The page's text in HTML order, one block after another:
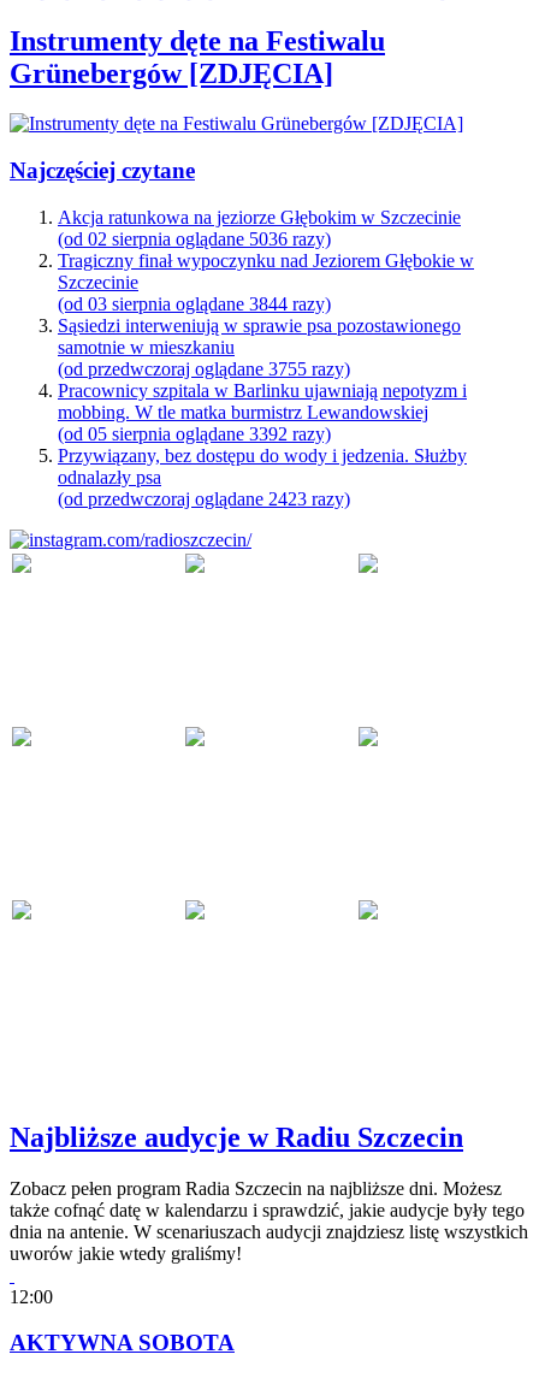
Instrumenty dęte na Festiwalu
Grünebergów [ZDJĘCIA]
Najczęściej czytane
Akcja ratunkowa na jeziorze Głębokim w Szczecinie
(od 02 sierpnia oglądane 5036 razy)
Tragiczny finał wypoczynku nad Jeziorem Głębokie w
Szczecinie
(od 03 sierpnia oglądane 3844 razy)
Sąsiedzi interweniują w sprawie psa pozostawionego
samotnie w mieszkaniu
(od przedwczoraj oglądane 3755 razy)
Pracownicy szpitala w Barlinku ujawniają nepotyzm i
mobbing. W tle matka burmistrz Lewandowskiej
(od 05 sierpnia oglądane 3392 razy)
Przywiązany, bez dostępu do wody i jedzenia. Służby
odnalazły psa
(od przedwczoraj oglądane 2423 razy)
Najbliższe audycje w Radiu Szczecin
Zobacz pełen program Radia Szczecin na najbliższe dni. Możesz
także cofnąć datę w kalendarzu i sprawdzić, jakie audycje były tego
dnia na antenie. W scenariuszach audycji znajdziesz listę wszystkich
uworów jakie wtedy graliśmy!
12:00
AKTYWNA SOBOTA